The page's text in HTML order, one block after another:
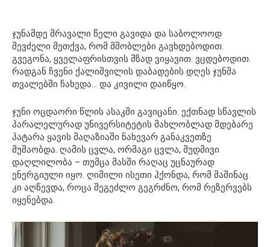
ჯუნამდე მრავალი წელი გავიდა და საბოლოოდ
შევძელი მეთქვა, რომ მშობლები გავხდებოდით. ​​
გვეგონა, ყველაფრისთვის მზად ვიყავით. ვცდებოდით. ​​
რადგან ჩვენი ქალიშვილის დაბადების დღეს ჯუნმა
თვალებში ჩახედა… და კივილი დაიწყო.
ჯუნი ოცდაორი წლის ასაკში გავიცანი. ექთნად სწავლის
პარალელურად უნივერსიტეტის მახლობლად მდებარე
პატარა ყავის მაღაზიაში ნახევარ განაკვეთზე
მუშაობდა. ღამის ცვლა, ორმაგი ცვლა, მუდმივი
დაღლილობა – თუმცა მასში რაღაც უცნაურად
ენერგიული იყო. ღიმილი ისეთი ჰქონდა, რომ მაშინაც
კი აღწევდა, როცა შეგეძლო გეგრძნო, რომ რეზერვებს
იყენებდა.